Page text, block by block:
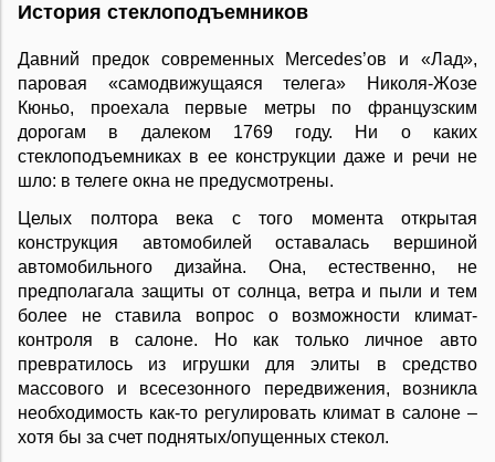
История стеклоподъемников
Давний предок современных Mercedes’ов и «Лад»,
паровая «самодвижущаяся телега» Николя-Жозе
Кюньо, проехала первые метры по французским
дорогам в далеком 1769 году. Ни о каких
стеклоподъемниках в ее конструкции даже и речи не
шло: в телеге окна не предусмотрены.
Целых полтора века с того момента открытая
конструкция автомобилей оставалась вершиной
автомобильного дизайна. Она, естественно, не
предполагала защиты от солнца, ветра и пыли и тем
более не ставила вопрос о возможности климат-
контроля в салоне. Но как только личное авто
превратилось из игрушки для элиты в средство
массового и всесезонного передвижения, возникла
необходимость как-то регулировать климат в салоне –
хотя бы за счет поднятых/опущенных стекол.